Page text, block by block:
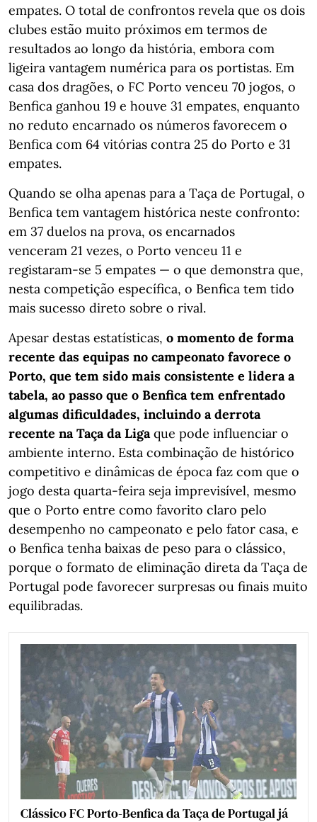
empates. O total de confrontos revela que os dois
clubes estão muito próximos em termos de
resultados ao longo da história, embora com
ligeira vantagem numérica para os portistas. Em
casa dos dragões, o FC Porto venceu 70 jogos, o
Benfica ganhou 19 e houve 31 empates, enquanto
no reduto encarnado os números favorecem o
Benfica com 64 vitórias contra 25 do Porto e 31
empates.
Quando se olha apenas para a Taça de Portugal, o
Benfica tem vantagem histórica neste confronto:
em 37 duelos na prova, os encarnados
venceram 21 vezes, o Porto venceu 11 e
registaram-se 5 empates — o que demonstra que,
nesta competição específica, o Benfica tem tido
mais sucesso direto sobre o rival.
Apesar destas estatísticas, o momento de forma
recente das equipas no campeonato favorece o
Porto, que tem sido mais consistente e lidera a
tabela, ao passo que o Benfica tem enfrentado
algumas dificuldades, incluindo a derrota
recente na Taça da Liga que pode influenciar o
ambiente interno. Esta combinação de histórico
competitivo e dinâmicas de época faz com que o
jogo desta quarta-feira seja imprevisível, mesmo
que o Porto entre como favorito claro pelo
desempenho no campeonato e pelo fator casa, e
o Benfica tenha baixas de peso para o clássico,
porque o formato de eliminação direta da Taça de
Portugal pode favorecer surpresas ou finais muito
equilibradas.
Clássico FC Porto-Benfica da Taça de Portugal já